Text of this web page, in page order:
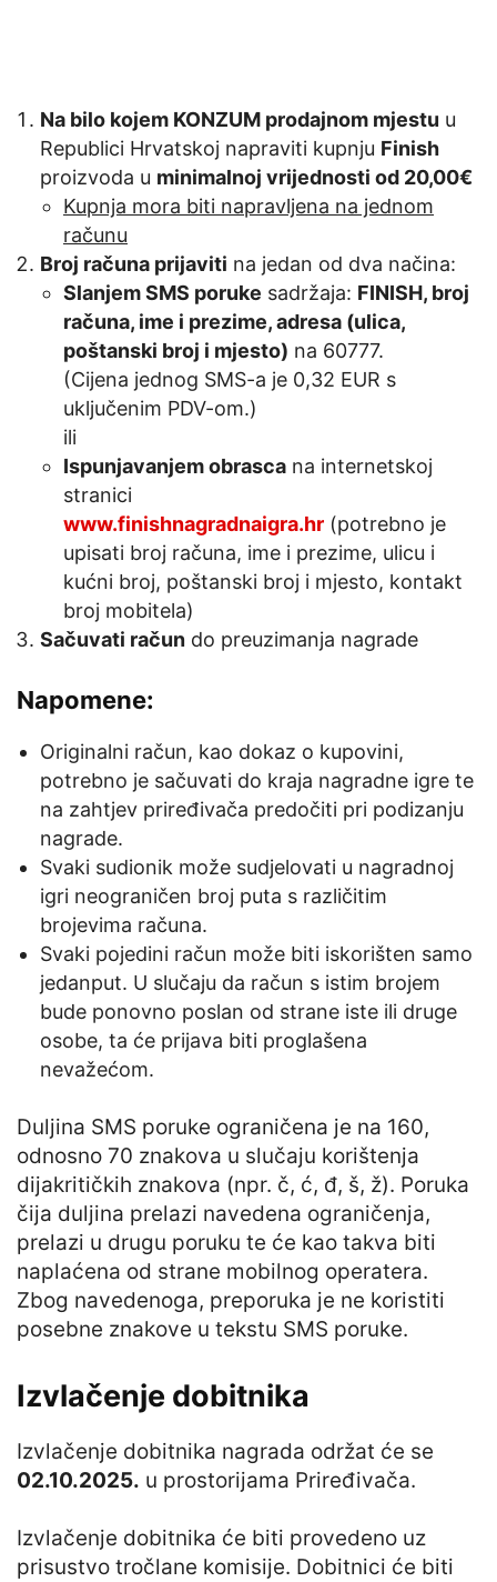
Na bilo kojem KONZUM prodajnom mjestu u
Republici Hrvatskoj napraviti kupnju Finish
proizvoda u minimalnoj vrijednosti od 20,00€
Kupnja mora biti napravljena na jednom
računu
Broj računa prijaviti na jedan od dva načina:
Slanjem SMS poruke sadržaja: FINISH, broj
računa, ime i prezime, adresa (ulica,
poštanski broj i mjesto) na 60777.
(Cijena jednog SMS-a je 0,32 EUR s
uključenim PDV-om.)
ili
Ispunjavanjem obrasca na internetskoj
stranici
www.finishnagradnaigra.hr (potrebno je
upisati broj računa, ime i prezime, ulicu i
kućni broj, poštanski broj i mjesto, kontakt
broj mobitela)
Sačuvati račun do preuzimanja nagrade
Napomene:
Originalni račun, kao dokaz o kupovini,
potrebno je sačuvati do kraja nagradne igre te
na zahtjev priređivača predočiti pri podizanju
nagrade.
Svaki sudionik može sudjelovati u nagradnoj
igri neograničen broj puta s različitim
brojevima računa.
Svaki pojedini račun može biti iskorišten samo
jedanput. U slučaju da račun s istim brojem
bude ponovno poslan od strane iste ili druge
osobe, ta će prijava biti proglašena
nevažećom.
Duljina SMS poruke ograničena je na 160,
odnosno 70 znakova u slučaju korištenja
dijakritičkih znakova (npr. č, ć, đ, š, ž). Poruka
čija duljina prelazi navedena ograničenja,
prelazi u drugu poruku te će kao takva biti
naplaćena od strane mobilnog operatera.
Zbog navedenoga, preporuka je ne koristiti
posebne znakove u tekstu SMS poruke.
Izvlačenje dobitnika
Izvlačenje dobitnika nagrada održat će se
02.10.2025. u prostorijama Priređivača.
Izvlačenje dobitnika će biti provedeno uz
prisustvo tročlane komisije. Dobitnici će biti